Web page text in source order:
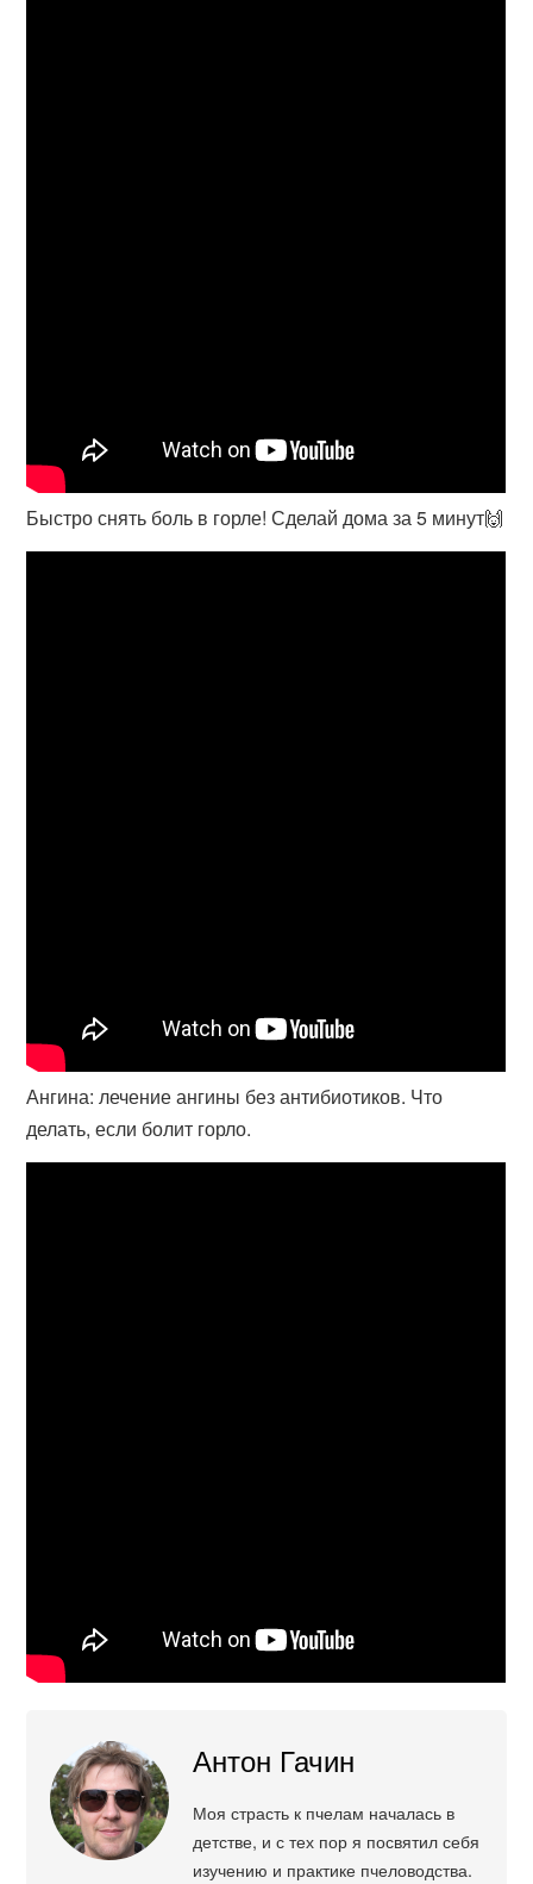
Быстро снять боль в горле! Сделай дома за 5 минут🙌
Ангина: лечение ангины без антибиотиков. Что
делать, если болит горло.
Антон Гачин
Моя страсть к пчелам началась в
детстве, и с тех пор я посвятил себя
изучению и практике пчеловодства.